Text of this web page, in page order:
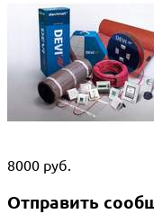
8000 руб.
Отправить